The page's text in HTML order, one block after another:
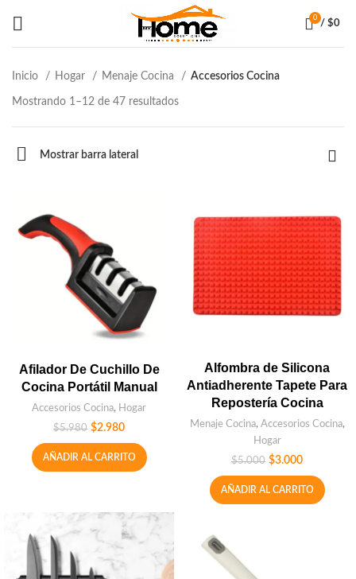
0
/ $0
Inicio Hogar Menaje Cocina Accesorios Cocina
Mostrando 1–12 de 47 resultados
Mostrar barra lateral
Afilador De Cuchillo De
Cocina Portátil Manual
Accesorios Cocina, Hogar
$5.980 $2.980
AÑADIR AL CARRITO
Alfombra de Silicona
Antiadherente Tapete Para
Repostería Cocina
Menaje Cocina, Accesorios Cocina,
Hogar
$5.000 $3.000
AÑADIR AL CARRITO